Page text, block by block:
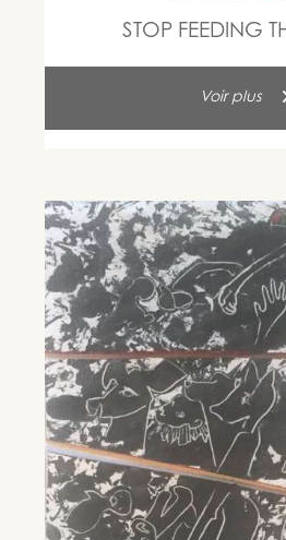
STOP FEEDING
Voir plus